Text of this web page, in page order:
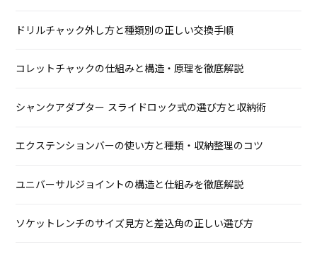
ドリルチャック外し方と種類別の正しい交換手順
コレットチャックの仕組みと構造・原理を徹底解説
シャンクアダプター スライドロック式の選び方と収納術
エクステンションバーの使い方と種類・収納整理のコツ
ユニバーサルジョイントの構造と仕組みを徹底解説
ソケットレンチのサイズ見方と差込角の正しい選び方